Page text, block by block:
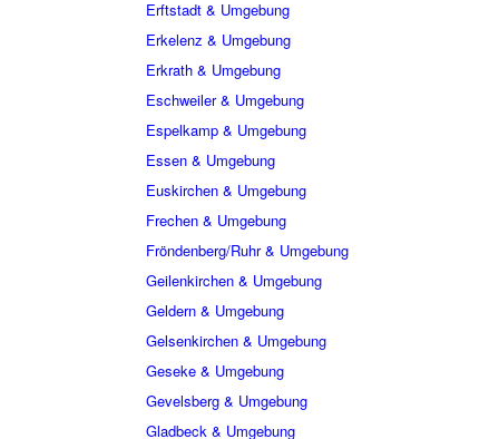
Erftstadt & Umgebung
Erkelenz & Umgebung
Erkrath & Umgebung
Eschweiler & Umgebung
Espelkamp & Umgebung
Essen & Umgebung
Euskirchen & Umgebung
Frechen & Umgebung
Fröndenberg/Ruhr & Umgebung
Geilenkirchen & Umgebung
Geldern & Umgebung
Gelsenkirchen & Umgebung
Geseke & Umgebung
Gevelsberg & Umgebung
Gladbeck & Umgebung